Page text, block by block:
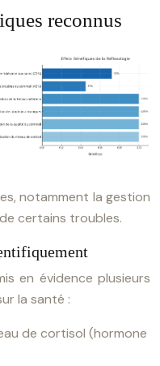
reconnus
notamment la gestion
certains troubles.
en évidence plusieurs
la santé :
de cortisol (hormone